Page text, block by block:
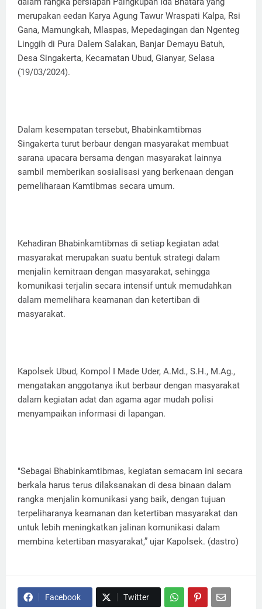
merupakan eedan Karya Agung Tawur Wraspati Kalpa, Rsi
Gana, Mamungkah, Mlaspas, Mepedagingan dan Ngenteg
Linggih di Pura Dalem Salakan, Banjar Demayu Batuh,
Desa Singakerta, Kecamatan Ubud, Gianyar, Selasa
(19/03/2024).
Dalam kesempatan tersebut, Bhabinkamtibmas
Singakerta turut berbaur dengan masyarakat membuat
sarana upacara bersama dengan masyarakat lainnya
sambil memberikan sosialisasi yang berkenaan dengan
pemeliharaan Kamtibmas secara umum.
Kehadiran Bhabinkamtibmas di setiap kegiatan adat
masyarakat merupakan suatu bentuk strategi dalam
menjalin kemitraan dengan masyarakat, sehingga
komunikasi terjalin secara intensif untuk memudahkan
dalam memelihara keamanan dan ketertiban di
masyarakat.
Kapolsek Ubud, Kompol I Made Uder, A.Md., S.H., M.Ag.,
mengatakan anggotanya ikut berbaur dengan masyarakat
dalam kegiatan adat dan agama agar mudah polisi
menyampaikan informasi di lapangan.
"Sebagai Bhabinkamtibmas, kegiatan semacam ini secara
berkala harus terus dilaksanakan di desa binaan dalam
rangka menjalin komunikasi yang baik, dengan tujuan
terpeliharanya keamanan dan ketertiban masyarakat dan
untuk lebih meningkatkan jalinan komunikasi dalam
membina ketertiban masyarakat,” ujar Kapolsek. (dastro)
Facebook Twitter